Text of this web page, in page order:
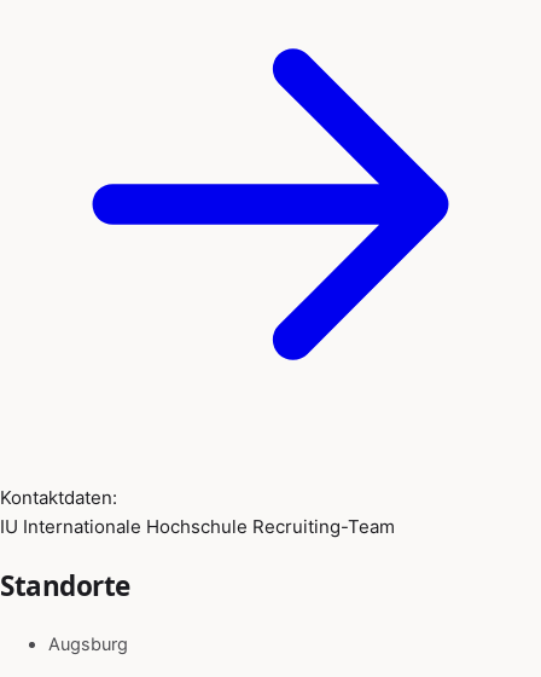
Kontaktdaten:
IU Internationale Hochschule Recruiting-Team
Standorte
Augsburg